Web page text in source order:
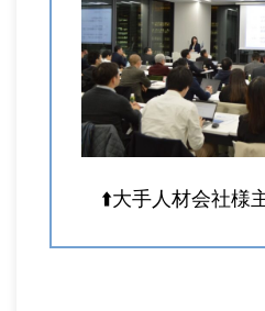
⬆️大手人材会社様